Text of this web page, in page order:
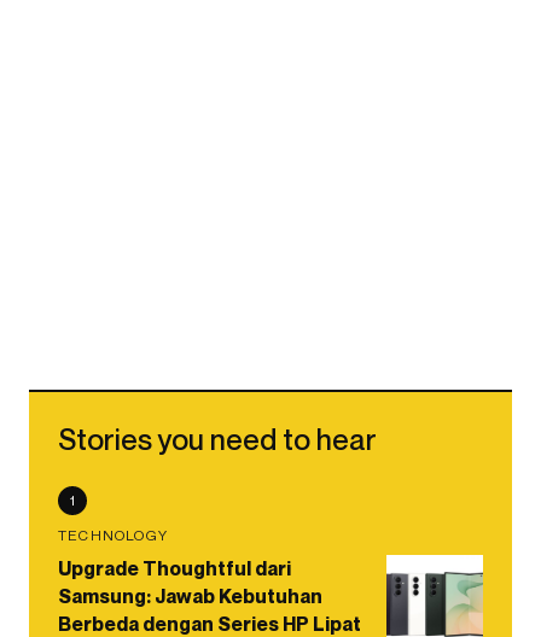
Stories you need to hear
1
TECHNOLOGY
Upgrade Thoughtful dari
Samsung: Jawab Kebutuhan
Berbeda dengan Series HP Lipat